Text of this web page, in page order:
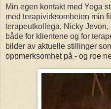
Min egen kontakt med Yoga
med terapivirksomheten min
terapeutkollega, Nicky
både for klientene og for
bilder av aktuelle stillinger
oppmerksomhet på - og roe